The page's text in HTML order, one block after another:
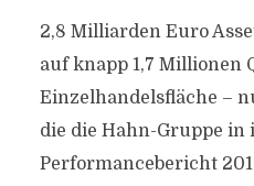
2,8 Milliarden Euro
auf knapp 1,7 Millionen
Einzelhandelsfläche –
die die Hahn-Gruppe
Performancebericht